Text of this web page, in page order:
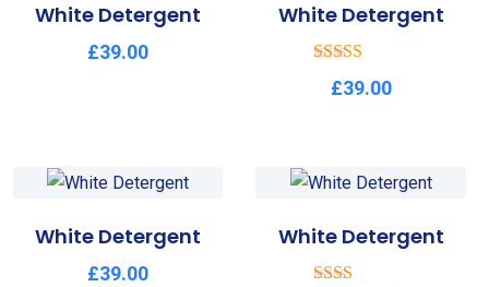
White Detergent
£39.00
White Detergent
Rated
3.50
£39.00
White Detergent
£39.00
White Detergent